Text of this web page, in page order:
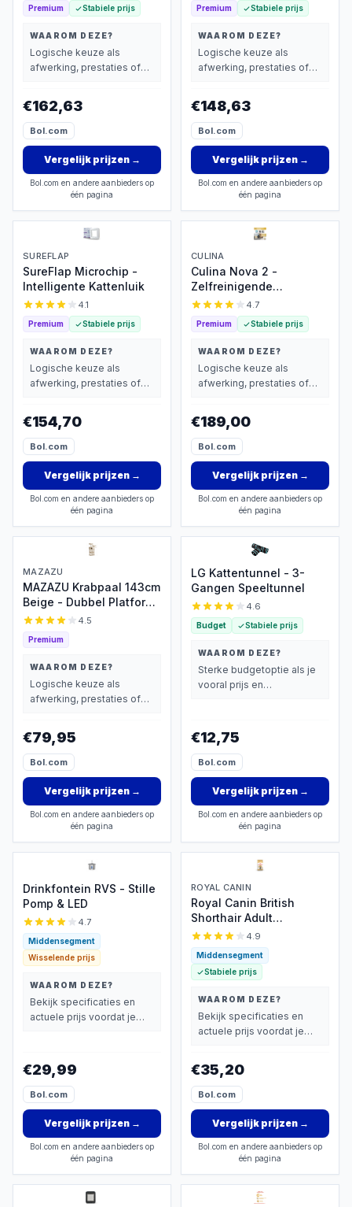
Premium Stabiele prijs
WAAROM DEZE?
Logische keuze als
afwerking, prestaties of
€162,63
Bol.com
Vergelijk prijzen→
Bol.com en andere aanbieders op
één pagina
Premium Stabiele prijs
WAAROM DEZE?
Logische keuze als
afwerking, prestaties of
€148,63
Bol.com
Vergelijk prijzen→
Bol.com en andere aanbieders op
één pagina
SUREFLAP
SureFlap Microchip -
Intelligente Kattenluik
4.1
Premium Stabiele prijs
WAAROM DEZE?
Logische keuze als
afwerking, prestaties of
€154,70
Bol.com
Vergelijk prijzen→
Bol.com en andere aanbieders op
één pagina
CULINA
Culina Nova 2 -
Zelfreinigende
Kattenbak 4.7
Premium Stabiele prijs
WAAROM DEZE?
Logische keuze als
afwerking, prestaties of
€189,00
Bol.com
Vergelijk prijzen→
Bol.com en andere aanbieders op
één pagina
MAZAZU
MAZAZU Krabpaal 143cm
Beige - Dubbel Platform
met Hangmat
4.5
Premium
WAAROM DEZE?
Logische keuze als
afwerking, prestaties of
€79,95
Bol.com
Vergelijk prijzen→
Bol.com en andere aanbieders op
één pagina
LG Kattentunnel - 3-
Gangen Speeltunnel
4.6
Budget Stabiele prijs
WAAROM DEZE?
Sterke budgetoptie als je
vooral prijs en
€12,75
Bol.com
Vergelijk prijzen→
Bol.com en andere aanbieders op
één pagina
Drinkfontein RVS - Stille
Pomp & LED
4.7
Middensegment
Wisselende prijs
WAAROM DEZE?
Bekijk specificaties en
actuele prijs voordat je
€29,99
Bol.com
Vergelijk prijzen→
Bol.com en andere aanbieders op
één pagina
ROYAL CANIN
Royal Canin British
Shorthair Adult
Kattenvoer 2 kg
4.9
Middensegment
Stabiele prijs
WAAROM DEZE?
Bekijk specificaties en
actuele prijs voordat je
€35,20
Bol.com
Vergelijk prijzen→
Bol.com en andere aanbieders op
één pagina